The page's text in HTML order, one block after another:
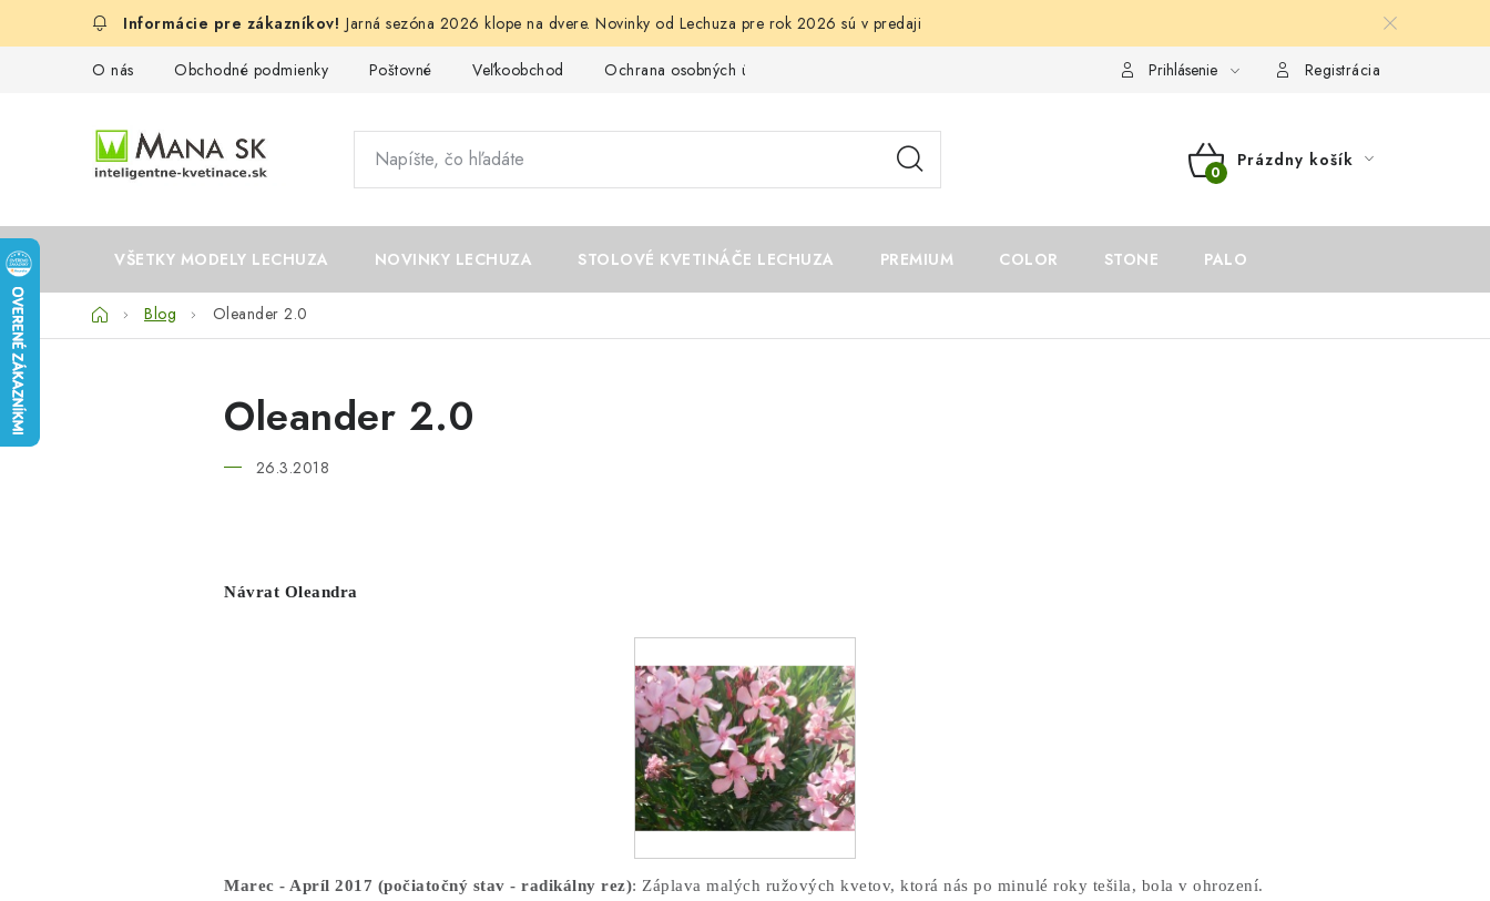
Jarná sezóna 2026 klope na dvere. Novinky od Lechuza pre rok 2026 sú v predaji
O nás Obchodné podmienky Poštovné Veľkoobchod Ochrana osobných údajov Reklamačný poriadok Odstúpenie od zmluvy
Prihlásenie Registrácia
NÁKUPNÝ
Prázdny košík
VŠETKY MODELY LECHUZA NOVINKY LECHUZA STOLOVÉ KVETINÁČE LECHUZA PREMIUM COLOR STONE PALO
DomovBlog Oleander 2.0
Oleander 2.0
26.3.2018
Návrat Oleandra
Marec - Apríl 2017 (počiatočný stav - radikálny rez): Záplava malých ružových kvetov, ktorá nás po minulé roky tešila, bola v ohrození.